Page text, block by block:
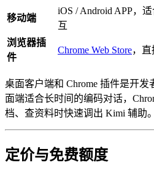
移动端
iOS / Android APP，
互
浏览器插
件
Chrome Web Store，
桌面客户端和 Chrome 插件是开
面端适合长时间的编码对话，
档、查资料时快速调出 Kimi 辅助。
定价与免费额度